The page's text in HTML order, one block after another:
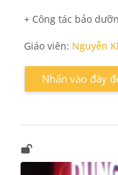
+ Công tác bảo
Giáo viên: Nguyễn
Nhấn vào đây